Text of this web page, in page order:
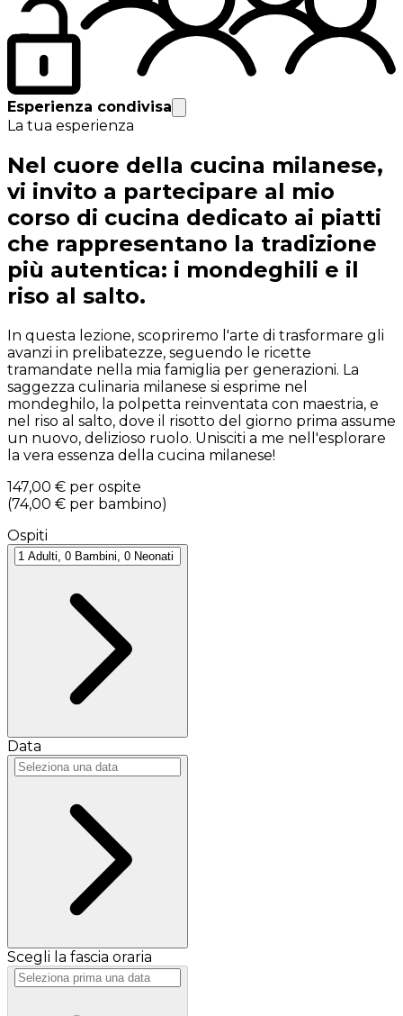
Esperienza condivisa
La tua esperienza
Nel cuore della cucina milanese,
vi invito a partecipare al mio
corso di cucina dedicato ai piatti
che rappresentano la tradizione
più autentica: i mondeghili e il
riso al salto.
In questa lezione, scopriremo l'arte di trasformare gli
avanzi in prelibatezze, seguendo le ricette
tramandate nella mia famiglia per generazioni. La
saggezza culinaria milanese si esprime nel
mondeghilo, la polpetta reinventata con maestria, e
nel riso al salto, dove il risotto del giorno prima assume
un nuovo, delizioso ruolo. Unisciti a me nell'esplorare
la vera essenza della cucina milanese!
147,00 € per ospite
(74,00 € per bambino)
Ospiti
Data
Scegli la fascia oraria